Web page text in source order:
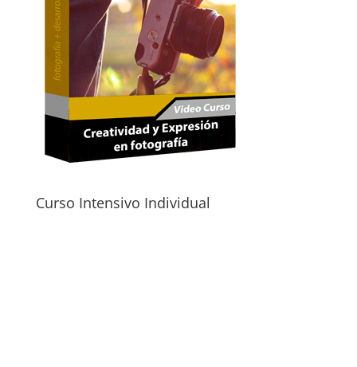
Curso Intensivo Individual